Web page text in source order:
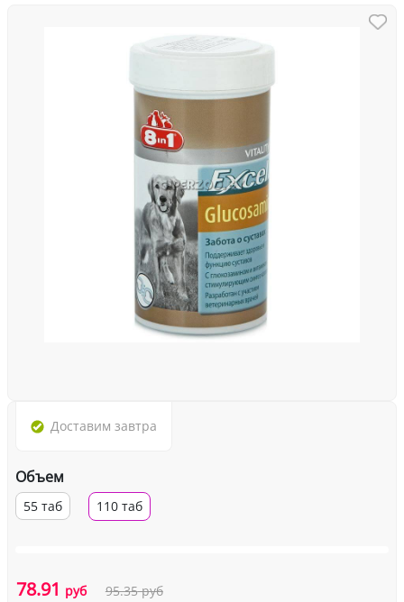
Доставим завтра
Объем
55 таб 110 таб
78.91 руб 95.35руб